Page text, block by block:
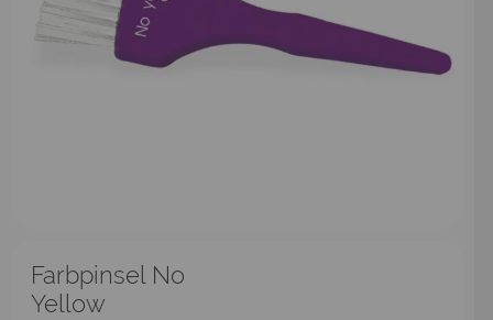
Farbpinsel No
Yellow